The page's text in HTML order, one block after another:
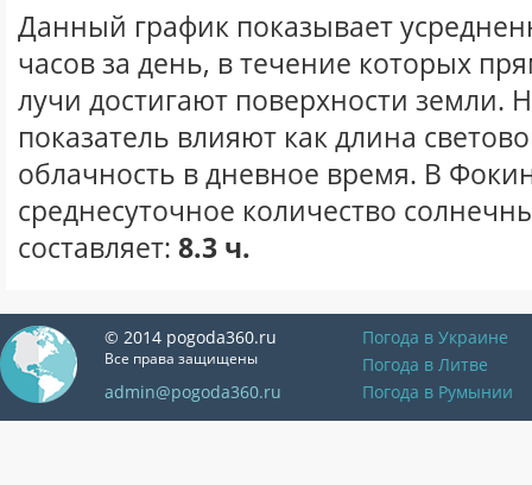
Данный график показывает
часов за день, в течение которых
лучи достигают поверхности земли.
показатель влияют как длина
облачность в дневное время. В
среднесуточное количество
составляет: 8.3 ч.
© 2014 pogoda360.ru
Все права защищены
admin@pogoda360.ru
Погода в Украине
Погода в Литве
Погода в Румынии